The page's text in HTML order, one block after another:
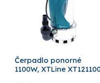
Čerpadlo ponorné
1100W, XTLine